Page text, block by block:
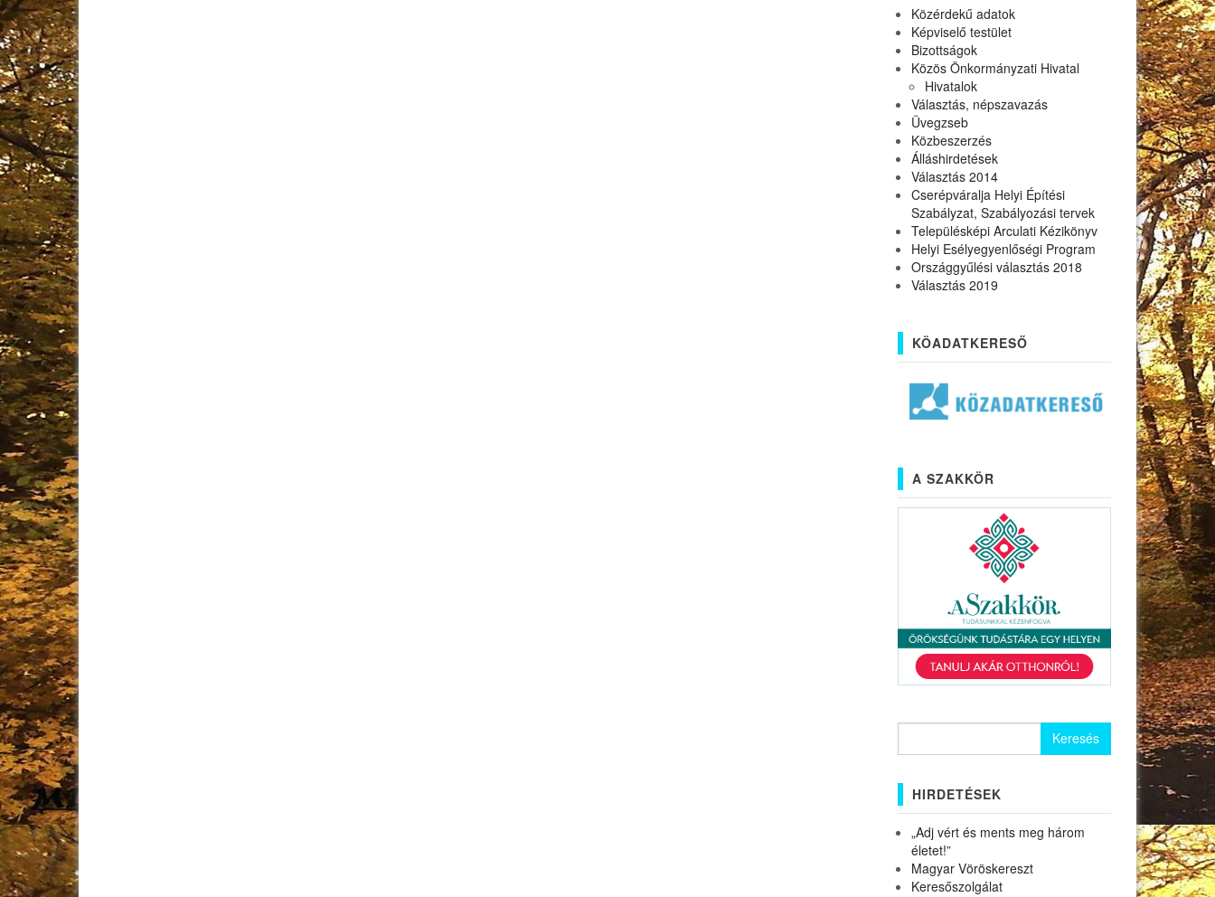
Közérdekű adatok
Képviselő testület
Bizottságok
Közös Önkormányzati Hivatal
Hivatalok
Választás, népszavazás
Üvegzseb
Közbeszerzés
Álláshirdetések
Választás 2014
Cserépváralja Helyi Építési
Szabályzat, Szabályozási tervek
Településképi Arculati Kézikönyv
Helyi Esélyegyenlőségi Program
Országgyűlési választás 2018
Választás 2019
KÖADATKERESŐ
A SZAKKÖR
HIRDETÉSEK
„Adj vért és ments meg három
életet!”
Magyar Vöröskereszt
Keresőszolgálat